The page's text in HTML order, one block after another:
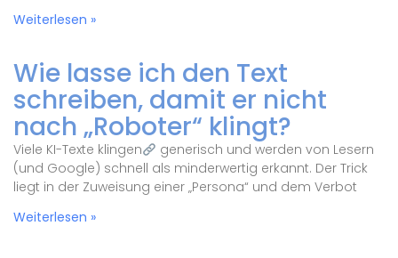
Weiterlesen »
Wie lasse ich den Text
schreiben, damit er nicht
nach „Roboter“ klingt?
Viele KI-Texte klingen
generisch und werden von Lesern
(und Google) schnell als minderwertig erkannt. Der Trick
liegt in der Zuweisung einer „Persona“ und dem Verbot
Weiterlesen »